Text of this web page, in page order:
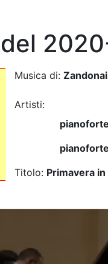
Musica di:
Artisti:
Titolo: Primavera